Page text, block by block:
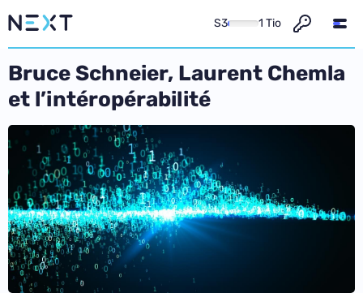
S3 1 Tio
Bruce Schneier, Laurent Chemla
et l’intéropérabilité